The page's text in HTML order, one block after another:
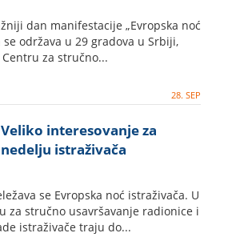
dan manifestacije „Evropska noć
se održava u 29 gradova u Srbiji,
za stručno...
28. SEP
Veliko interesovanje za
nedelju istraživača
se Evropska noć istraživača. U
za stručno usavršavanje radionice i
istraživače traju do...